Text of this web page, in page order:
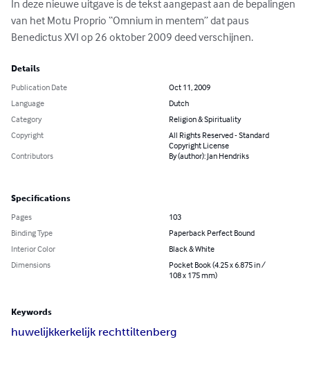
In deze nieuwe uitgave is de tekst aangepast aan de bepalingen
van het Motu Proprio “Omnium in mentem” dat paus
Benedictus XVI op 26 oktober 2009 deed verschijnen.
Details
Publication Date
Oct 11, 2009
Language
Dutch
Category
Religion & Spirituality
Copyright
All Rights Reserved - Standard
Copyright License
Contributors
By (author): Jan Hendriks
Specifications
Pages
103
Binding Type
Paperback Perfect Bound
Interior Color
Black & White
Dimensions
Pocket Book (4.25 x 6.875 in /
108 x 175 mm)
Keywords
huwelijkkerkelijk rechttiltenberg